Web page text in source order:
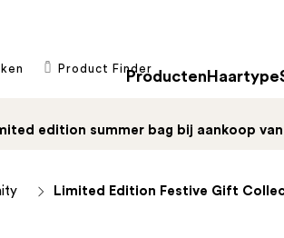
Producten Haartype
Product Finder
edition summer bag bij aankoop
Limited Edition Festive Gift